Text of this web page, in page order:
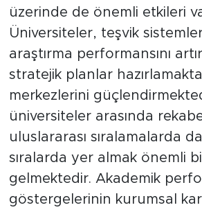
üzerinde de önemli etkileri
Üniversiteler, teşvik
araştırma performansını
stratejik planlar
merkezlerini
üniversiteler arasında
uluslararası sıralamalarda
sıralarda yer almak önemli
gelmektedir. Akademik
göstergelerinin kurumsal